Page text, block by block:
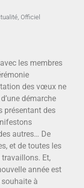
, Officiel
les membres
des vœux ne
démarche
présentant des
autres… De
et de toutes les
Et,
année est
souhaite à